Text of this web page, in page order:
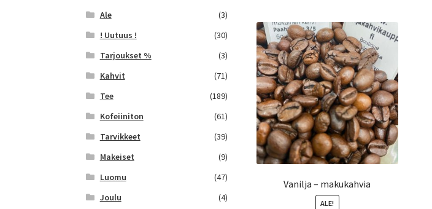
tehdä
valinnat
Vanilja – makukahvia
ALE!
Ale
(3)
! Uutuus !
(30)
Tarjoukset %
(3)
Kahvit
(71)
Tee
(189)
Kofeiiniton
(61)
Tarvikkeet
(39)
Makeiset
(9)
Luomu
(47)
Joulu
(4)